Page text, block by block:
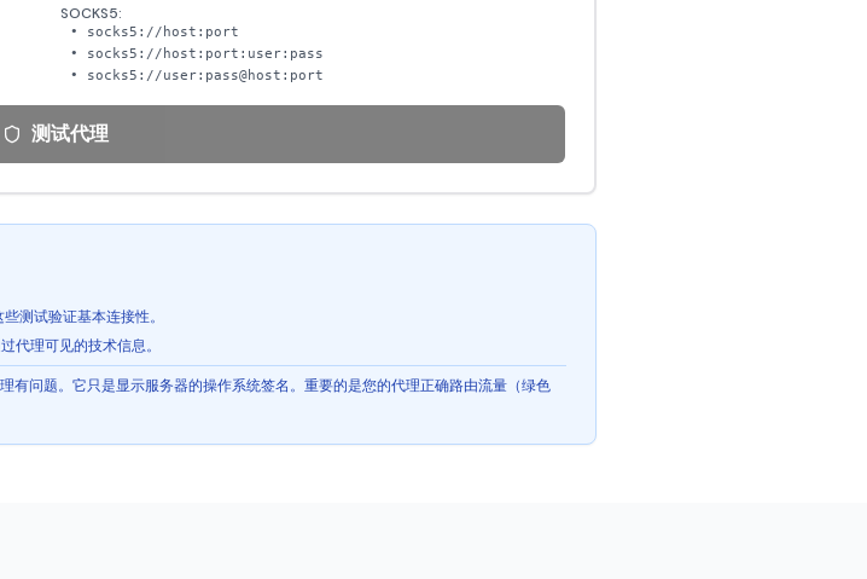
SOCKS5:
• socks5://host:port
• socks5://host:port:user:pass
• socks5://user:pass@host:port
测试代理
测试验证基本连接性。
代理可见的技术信息。
有问题。它只是显示服务器的操作系统签名。重要的是您的代理正确路由流量（绿色